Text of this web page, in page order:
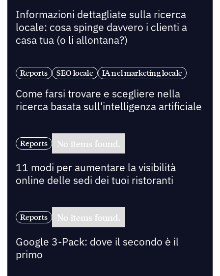
Informazioni dettagliate sulla ricerca
locale: cosa spinge davvero i clienti a
casa tua (o li allontana?)
Reports SEO locale IA nel marketing locale
Come farsi trovare e scegliere nella
ricerca basata sull'intelligenza artificiale
Reports No items found.
11 modi per aumentare la visibilità
online delle sedi dei tuoi ristoranti
Reports No items found.
Google 3-Pack: dove il secondo è il
primo